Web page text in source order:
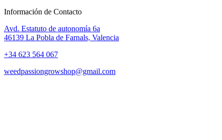
Información de Contacto
Avd. Estatuto de autonomía 6a
46139 La Pobla de Farnals, Valencia
+34 623 564 067
weedpassiongrowshop@gmail.com